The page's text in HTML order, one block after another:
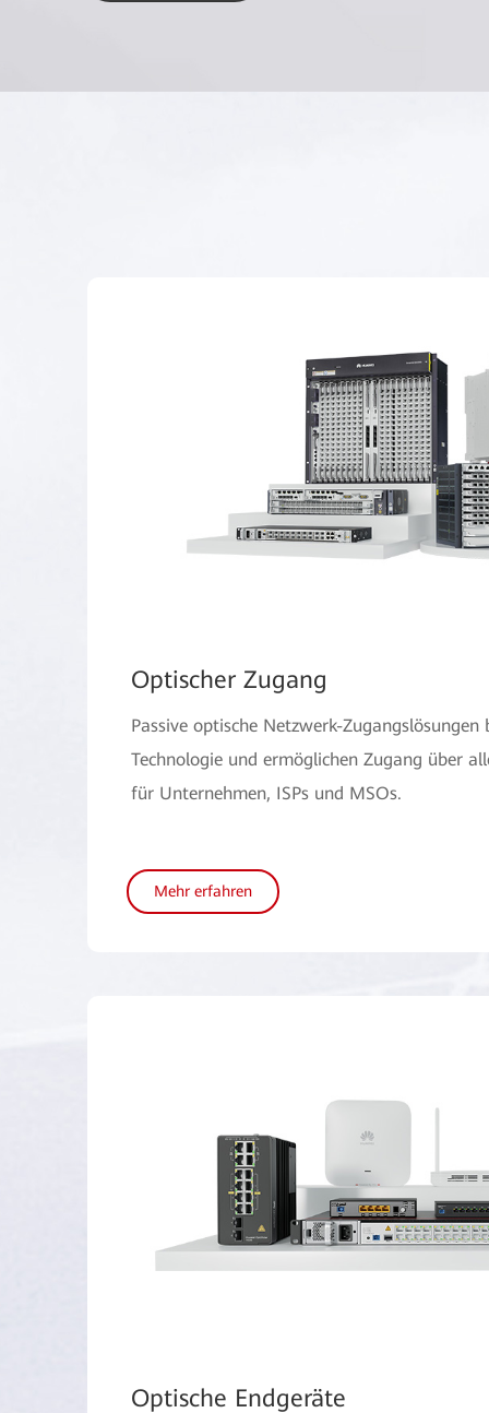
Optischer Zugang
Passive optische Netzwerk-
Technologie und ermöglichen Zugang über
für Unternehmen, ISPs und MSOs.
Mehr erfahren
Optische Endgeräte